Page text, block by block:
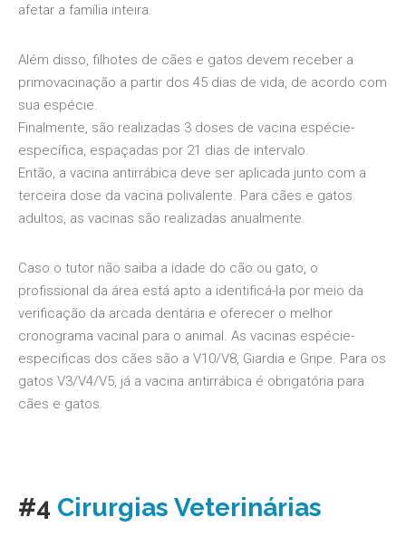
afetar a família inteira.
Além disso, filhotes de cães e gatos devem receber a
primovacinação a partir dos 45 dias de vida, de acordo com
sua espécie.
Finalmente, são realizadas 3 doses de vacina espécie-
específica, espaçadas por 21 dias de intervalo.
Então, a vacina antirrábica deve ser aplicada junto com a
terceira dose da vacina polivalente. Para cães e gatos
adultos, as vacinas são realizadas anualmente.
Caso o tutor não saiba a idade do cão ou gato, o
profissional da área está apto a identificá-la por meio da
verificação da arcada dentária e oferecer o melhor
cronograma vacinal para o animal. As vacinas espécie-
especificas dos cães são a V10/V8, Giardia e Gripe. Para os
gatos V3/V4/V5, já a vacina antirrábica é obrigatória para
cães e gatos.
#4 Cirurgias Veterinárias